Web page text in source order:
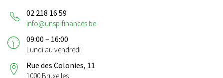
02 218 16 59
info@unsp-finances.be
09:00 – 16:00
Lundi au vendredi
Rue des Colonies, 11
1000 Bruxelles